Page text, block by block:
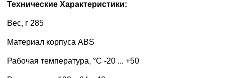
Технические Характеристики:
Вес, г 285
Материал корпуса ABS
Рабочая температура, °C -20 ... +50